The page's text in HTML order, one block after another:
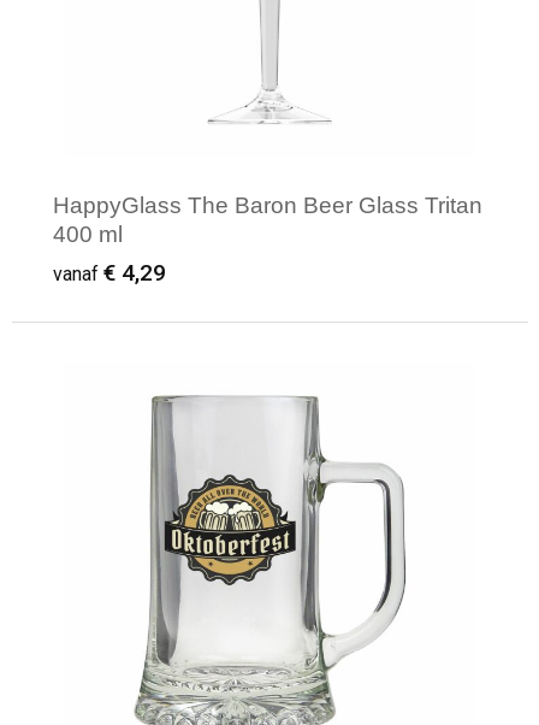
HappyGlass The Baron Beer Glass Tritan
400 ml
vanaf € 4,29
Minimale afname: 1